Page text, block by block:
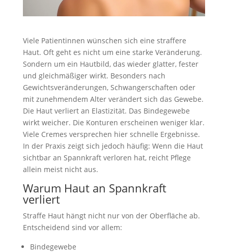
Viele Patientinnen wünschen sich eine straffere
Haut. Oft geht es nicht um eine starke Veränderung.
Sondern um ein Hautbild, das wieder glatter, fester
und gleichmäßiger wirkt. Besonders nach
Gewichtsveränderungen, Schwangerschaften oder
mit zunehmendem Alter verändert sich das Gewebe.
Die Haut verliert an Elastizität. Das Bindegewebe
wirkt weicher. Die Konturen erscheinen weniger klar.
Viele Cremes versprechen hier schnelle Ergebnisse.
In der Praxis zeigt sich jedoch häufig: Wenn die Haut
sichtbar an Spannkraft verloren hat, reicht Pflege
allein meist nicht aus.
Warum Haut an Spannkraft
verliert
Straffe Haut hängt nicht nur von der Oberfläche ab.
Entscheidend sind vor allem:
Bindegewebe